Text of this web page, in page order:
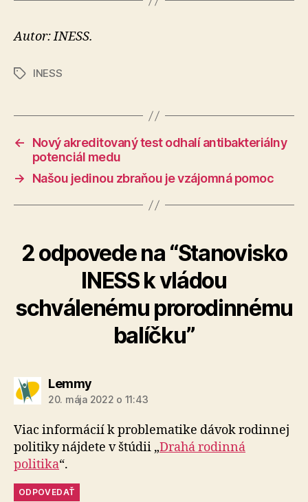
Autor: INESS.
ZnačkyINESS
←
Nový akreditovaný test odhalí antibakteriálny
potenciál medu
→
Našou jedinou zbraňou je vzájomná pomoc
2 odpovede na “Stanovisko
INESS k vládou
schválenému prorodinnému
balíčku”
Lemmyhovorí:
20. mája 2022 o 11:43
Viac informácií k problematike dávok rodinnej
politiky nájdete v štúdii „Drahá rodinná
politika“.
ODPOVEDAŤ